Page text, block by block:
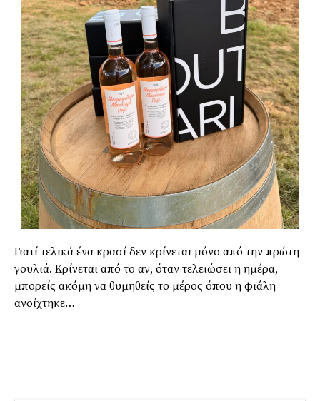
Γιατί τελικά ένα κρασί δεν κρίνεται μόνο από την πρώτη
γουλιά. Κρίνεται από το αν, όταν τελειώσει η ημέρα,
μπορείς ακόμη να θυμηθείς το μέρος όπου η φιάλη
ανοίχτηκε…